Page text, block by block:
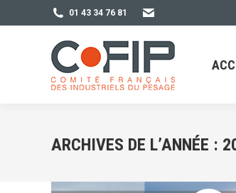
01 43 34 76 81
ARCHIVES DE L’ANNÉE :
ACCUEIL